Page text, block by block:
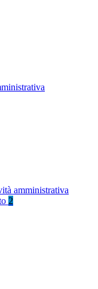
amministrativa
2